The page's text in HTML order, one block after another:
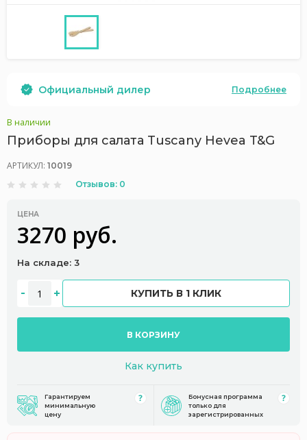
Официальный дилер Подробнее
В наличии
Приборы для салата Tuscany Hevea T&G
АРТИКУЛ: 10019
Отзывов: 0
ЦЕНА
3270 руб.
На складе: 3
КУПИТЬ В 1 КЛИК
В КОРЗИНУ
Как купить
Гарантируем
минимальную
цену
Бонусная программа
только для
зарегистрированных